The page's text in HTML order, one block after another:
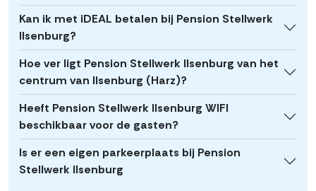
Kan ik met iDEAL betalen bij Pension Stellwerk
Ilsenburg?
Hoe ver ligt Pension Stellwerk Ilsenburg van het
centrum van Ilsenburg (Harz)?
Heeft Pension Stellwerk Ilsenburg WIFI
beschikbaar voor de gasten?
Is er een eigen parkeerplaats bij Pension
Stellwerk Ilsenburg